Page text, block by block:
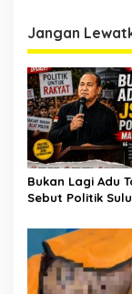
Jangan
Bukan Lagi Adu
Sebut Politik